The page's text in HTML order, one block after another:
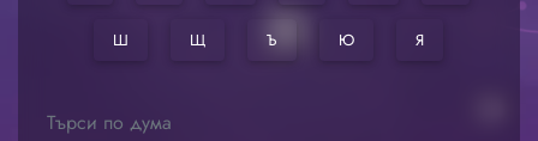
Ш Щ Ъ Ю Я